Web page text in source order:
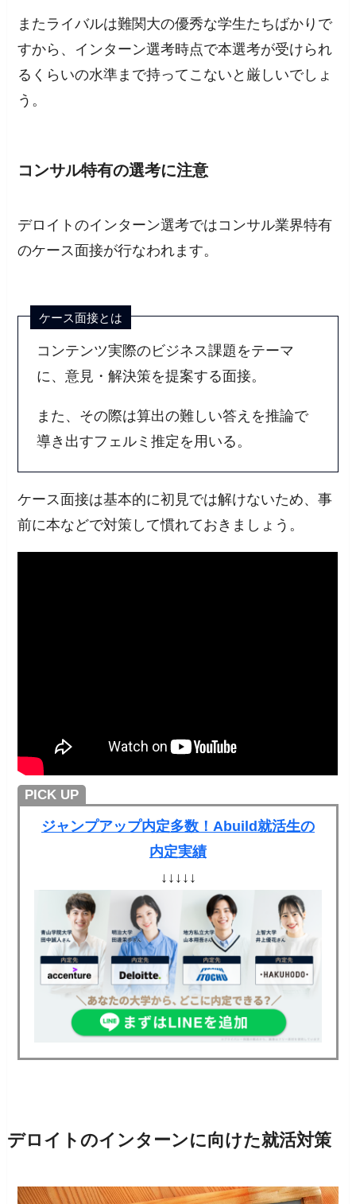
またライバルは難関大の優秀な学生たちばかりで
すから、インターン選考時点で本選考が受けられ
るくらいの水準まで持ってこないと厳しいでしょ
う。
コンサル特有の選考に注意
デロイトのインターン選考ではコンサル業界特有
のケース面接が行なわれます。
ケース面接とは
コンテンツ実際のビジネス課題をテーマ
に、意見・解決策を提案する面接。
また、その際は算出の難しい答えを推論で
導き出すフェルミ推定を用いる。
ケース面接は基本的に初見では解けないため、事
前に本などで対策して慣れておきましょう。
PICK UP
ジャンプアップ内定多数！Abuild就活生の
内定実績
↓↓↓↓↓
デロイトのインターンに向けた就活対策